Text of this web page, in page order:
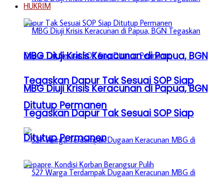
MBG Diuji Krisis Keracunan di Papua, BGN
Tegaskan Dapur Tak Sesuai SOP Siap
Ditutup Permanen
HUKRIM
MBG Diuji Krisis Keracunan di Papua, BGN
Tegaskan Dapur Tak Sesuai SOP Siap
Ditutup Permanen